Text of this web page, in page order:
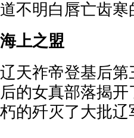
道不明白唇亡齿寒
海上之盟
辽天祚帝登基后
后的女真部落揭
朽的歼灭了大批辽